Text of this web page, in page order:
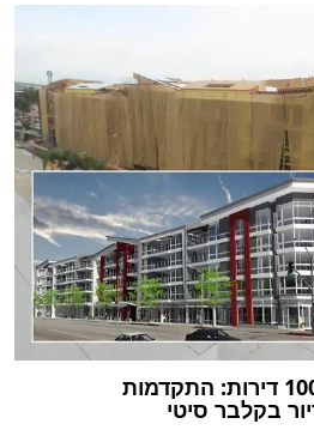
שטח מסחרי וקרוב ל-100 דירות: התקדמות
בקלבר סיטי